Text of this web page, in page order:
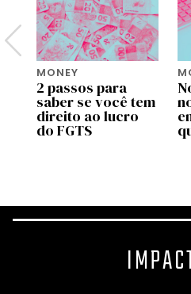
MONEY
2 passos para
saber se você tem
direito ao lucro
do FGTS